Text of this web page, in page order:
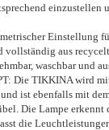
einzustellen
Einstellung
vollständig aus
waschbar und
Die TIKKINA wird
ist ebenfalls mit
Die Lampe erkennt
die